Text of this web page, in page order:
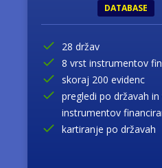
DATABASE
28 držav
8 vrst instrumentov
skoraj 200 evidenc
pregledi po državah in
instrumentov
kartiranje po državah